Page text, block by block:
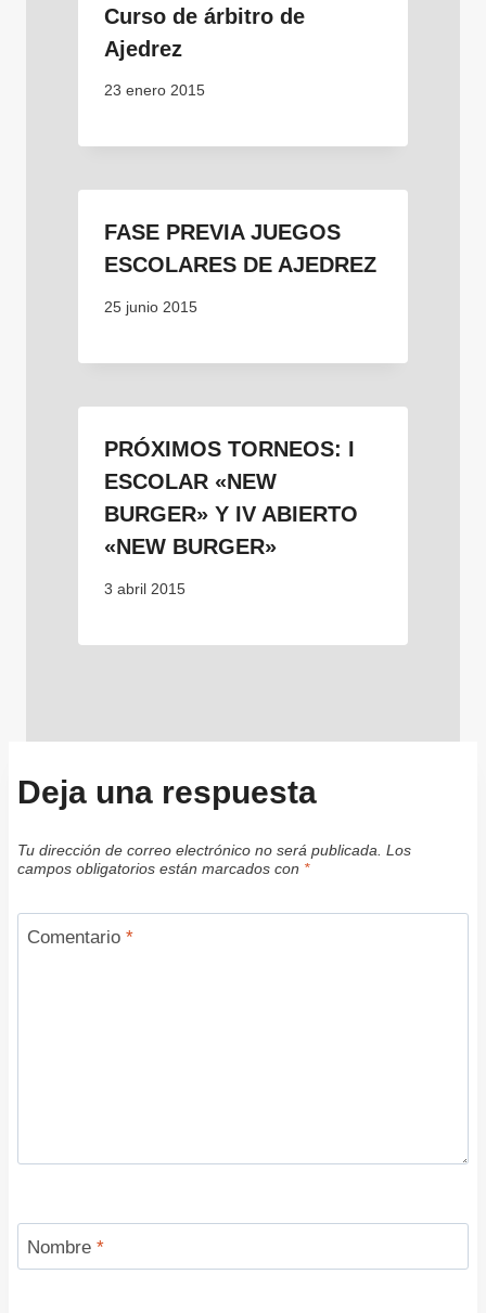
Curso de árbitro de
Ajedrez
23 enero 2015
FASE PREVIA JUEGOS
ESCOLARES DE AJEDREZ
25 junio 2015
PRÓXIMOS TORNEOS: I
ESCOLAR «NEW
BURGER» Y IV ABIERTO
«NEW BURGER»
3 abril 2015
Deja una respuesta
Tu dirección de correo electrónico no será publicada. Los
campos obligatorios están marcados con *
Comentario *
Nombre *